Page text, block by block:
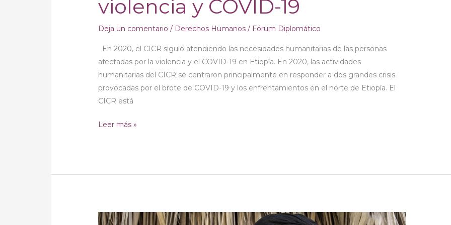
violencia y COVID-19
Deja un comentario / Derechos Humanos / Fórum Diplomático
En 2020, el CICR siguió atendiendo las necesidades humanitarias de las personas
afectadas por la violencia y el COVID-19 en Etiopía. En 2020, las actividades
humanitarias del CICR se centraron principalmente en responder a dos grandes crisis
provocadas por el brote de COVID-19 y los enfrentamientos en el norte de Etiopía. El
CICR está
Leer más »
Los